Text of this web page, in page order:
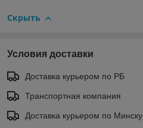
Скрыть
Условия доставки
Доставка курьером по РБ
Транспортная компания
Доставка курьером по Минску